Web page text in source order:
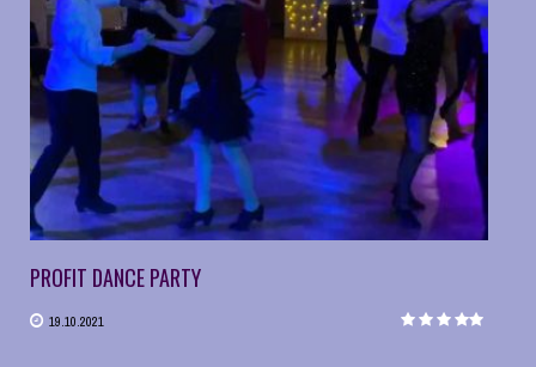
PROFIT DANCE PARTY
19.10.2021